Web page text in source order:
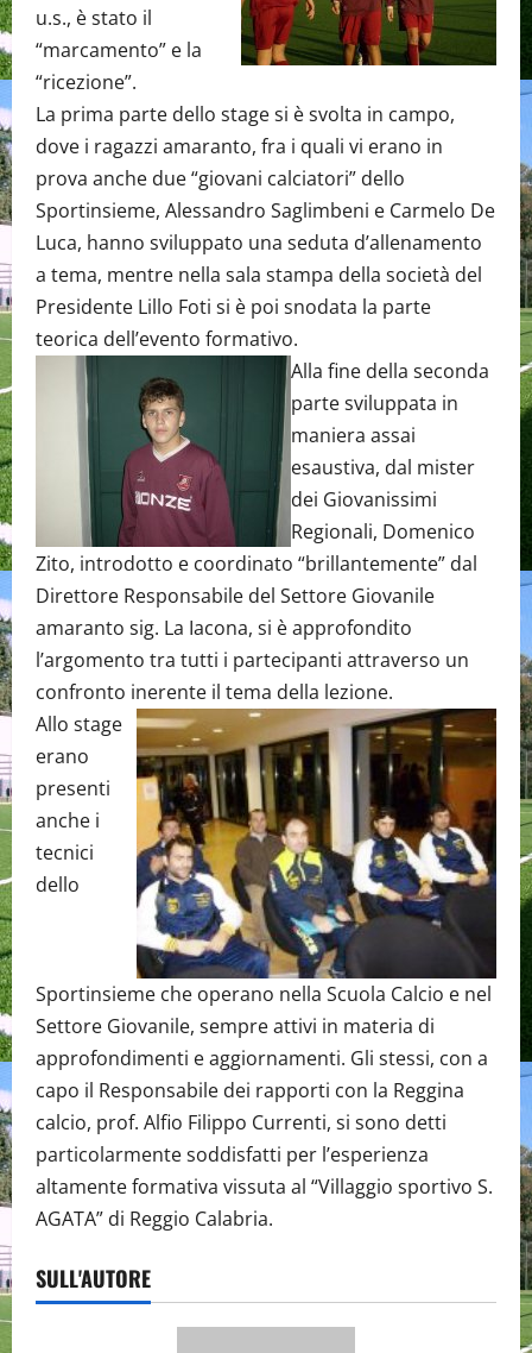
u.s., è stato il
“marcamento” e la
“ricezione”.
La prima parte dello stage si è svolta in campo,
dove i ragazzi amaranto, fra i quali vi erano in
prova anche due “giovani calciatori” dello
Sportinsieme, Alessandro Saglimbeni e Carmelo De
Luca, hanno sviluppato una seduta d’allenamento
a tema, mentre nella sala stampa della società del
Presidente Lillo Foti si è poi snodata la parte
teorica dell’evento formativo.
Alla fine della seconda
parte sviluppata in
maniera assai
esaustiva, dal mister
dei Giovanissimi
Regionali, Domenico
Zito, introdotto e coordinato “brillantemente” dal
Direttore Responsabile del Settore Giovanile
amaranto sig. La Iacona, si è approfondito
l’argomento tra tutti i partecipanti attraverso un
confronto inerente il tema della lezione.
Allo stage
erano
presenti
anche i
tecnici
dello
Sportinsieme che operano nella Scuola Calcio e nel
Settore Giovanile, sempre attivi in materia di
approfondimenti e aggiornamenti. Gli stessi, con a
capo il Responsabile dei rapporti con la Reggina
calcio, prof. Alfio Filippo Currenti, si sono detti
particolarmente soddisfatti per l’esperienza
altamente formativa vissuta al “Villaggio sportivo S.
AGATA” di Reggio Calabria.
SULL'AUTORE